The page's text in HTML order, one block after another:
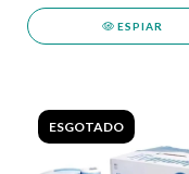
ESPIAR
ESGOTADO